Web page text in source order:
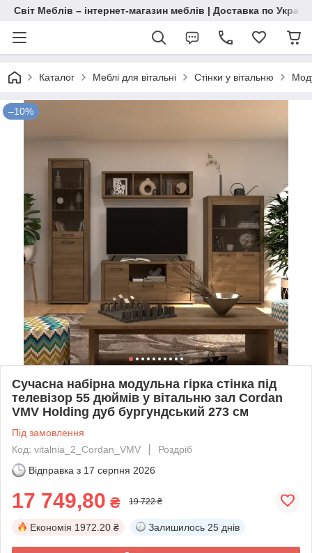
Світ Меблів – інтернет-магазин меблів | Доставка по
Каталог Меблі для вітальні Стінки у вітальню
–10%
Сучасна набірна модульна гірка стінка під
телевізор 55 дюймів у вітальню зал Cordan
VMV Holding дуб бургундський 273 см
Під замовлення
Код: vitalnia_2_Cordan_VMV
Роздріб
Відправка з 17 серпня 2026
17 749,80 ₴ 19 722 ₴
Економія 1972.20 ₴ Залишилось 25 днів